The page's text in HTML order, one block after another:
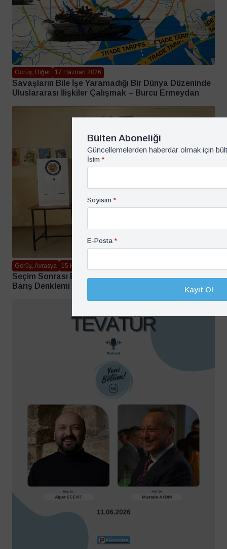
Görüş, Diğer 17 Haziran 2026
Savaşların Bile İşe Yaramadığı Bir Dünya Düzeninde
Uluslararası İlişkiler Çalışmak – Burcu Ermeydan
Görüş, Avrasya 15 Haziran 2026
Seçim Sonrası Ermenistan: Batı, Rusya ve Bölgesel
Barış Denklemi – Barçın Yinanç
Bülten Aboneliği
Güncellemelerden haberdar olmak için
İsim *
Soyisim *
E-Posta *
Kayıt Ol